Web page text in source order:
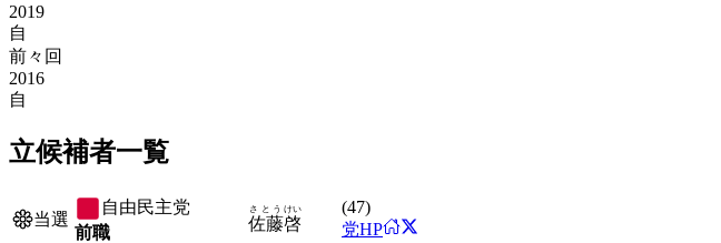
2019
自
前々回
2016
自
立候補者一覧
当選
自由民主党
前職
佐藤
さとう
啓
けい (47)
党HP